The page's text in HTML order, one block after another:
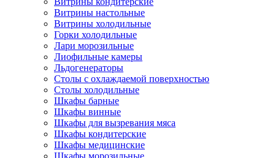
Витрины настольные
Витрины холодильные
Горки холодильные
Лари морозильные
Лиофильные камеры
Льдогенераторы
Столы с охлаждаемой поверхностью
Столы холодильные
Шкафы барные
Шкафы винные
Шкафы для вызревания мяса
Шкафы кондитерские
Шкафы медицинские
Шкафы морозильные